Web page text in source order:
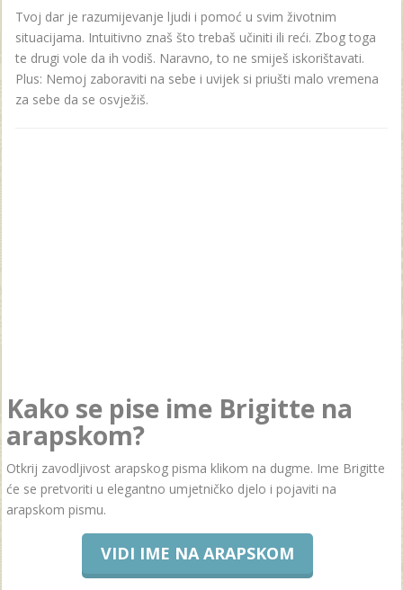
Tvoj dar je razumijevanje ljudi i pomoć u svim životnim
situacijama. Intuitivno znaš što trebaš učiniti ili reći. Zbog toga
te drugi vole da ih vodiš. Naravno, to ne smiješ iskorištavati.
Plus: Nemoj zaboraviti na sebe i uvijek si priušti malo vremena
za sebe da se osvježiš.
Kako se pise ime Brigitte na
arapskom?
Otkrij zavodljivost arapskog pisma klikom na dugme. Ime Brigitte
će se pretvoriti u elegantno umjetničko djelo i pojaviti na
arapskom pismu.
VIDI IME NA ARAPSKOM